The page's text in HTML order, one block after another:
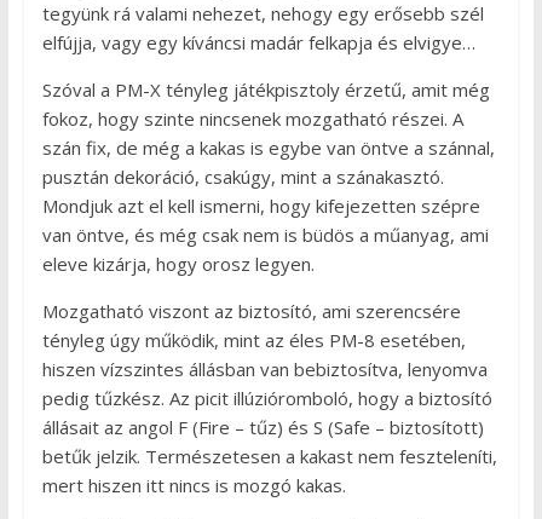
tegyünk rá valami nehezet, nehogy egy erősebb szél
elfújja, vagy egy kíváncsi madár felkapja és elvigye…
Szóval a PM-X tényleg játékpisztoly érzetű, amit még
fokoz, hogy szinte nincsenek mozgatható részei. A
szán fix, de még a kakas is egybe van öntve a szánnal,
pusztán dekoráció, csakúgy, mint a szánakasztó.
Mondjuk azt el kell ismerni, hogy kifejezetten szépre
van öntve, és még csak nem is büdös a műanyag, ami
eleve kizárja, hogy orosz legyen.
Mozgatható viszont az biztosító, ami szerencsére
tényleg úgy működik, mint az éles PM-8 esetében,
hiszen vízszintes állásban van bebiztosítva, lenyomva
pedig tűzkész. Az picit illúzióromboló, hogy a biztosító
állásait az angol F (Fire – tűz) és S (Safe – biztosított)
betűk jelzik. Természetesen a kakast nem feszteleníti,
mert hiszen itt nincs is mozgó kakas.